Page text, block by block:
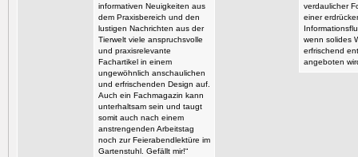
informativen Neuigkeiten aus
dem Praxisbereich und den
lustigen Nachrichten aus der
Tierwelt viele anspruchsvolle
und praxisrelevante
Fachartikel in einem
ungewöhnlich anschaulichen
und erfrischenden Design auf.
Auch ein Fachmagazin kann
unterhaltsam sein und taugt
somit auch nach einem
anstrengenden Arbeitstag
noch zur Feierabendlektüre im
Gartenstuhl. Gefällt mir!“
verdaulicher
einer
wenn solides
erfrischend
angeboten